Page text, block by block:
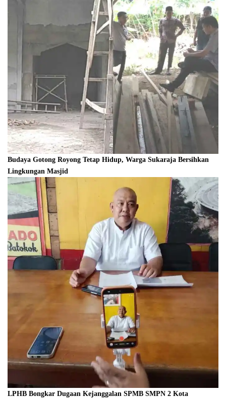
Budaya Gotong Royong Tetap Hidup, Warga Sukaraja Bersihkan
Lingkungan Masjid
LPHB Bongkar Dugaan Kejanggalan SPMB SMPN 2 Kota